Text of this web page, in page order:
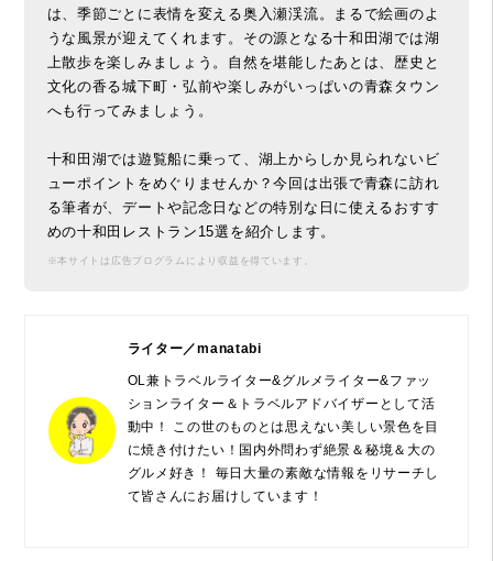
は、季節ごとに表情を変える奥入瀬渓流。まるで絵画のよ
うな風景が迎えてくれます。その源となる十和田湖では湖
上散歩を楽しみましょう。自然を堪能したあとは、歴史と
文化の香る城下町・弘前や楽しみがいっぱいの青森タウン
へも行ってみましょう。
十和田湖では遊覧船に乗って、湖上からしか見られないビ
ューポイントをめぐりませんか？今回は出張で青森に訪れ
る筆者が、デートや記念日などの特別な日に使えるおすす
めの十和田レストラン15選を紹介します。
※本サイトは広告プログラムにより収益を得ています。
ライター／manatabi
OL兼トラベルライター&グルメライター&ファッ
ションライター＆トラベルアドバイザーとして活
動中！ この世のものとは思えない美しい景色を目
に焼き付けたい！国内外問わず絶景＆秘境＆大の
グルメ好き！ 毎日大量の素敵な情報をリサーチし
て皆さんにお届けしています！